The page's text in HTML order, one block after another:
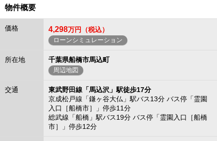
物件概要
価格 4,298万円（税込）
ローンシミュレーション
所在地 千葉県船橋市馬込町
周辺地図
交通
東武野田線「馬込沢」駅徒歩17分
京成松戸線「鎌ヶ谷大仏」駅バス13分 バス停「霊園
入口［船橋市］」停歩11分
総武線「船橋」駅バス19分 バス停「霊園入口［船橋
市］」停歩12分